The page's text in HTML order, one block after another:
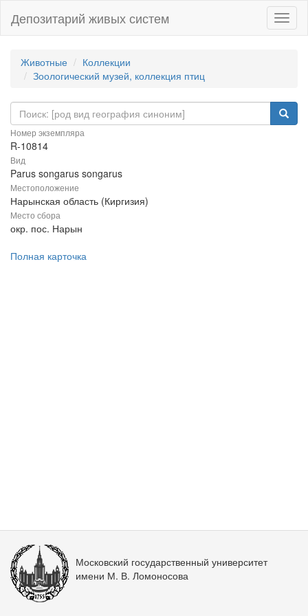
Депозитарий живых систем
Животные
Коллекции
Зоологический музей, коллекция птиц
Номер экземпляра
R-10814
Вид
Parus songarus songarus
Местоположение
Нарынская область (Киргизия)
Место сбора
окр. пос. Нарын
Полная карточка
Московский государственный университет
имени М. В. Ломоносова